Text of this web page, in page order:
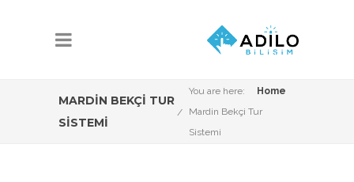
MARDIN BEKÇI TUR
SISTEMI
You are here:
Home
Mardin Bekçi Tur
Sistemi